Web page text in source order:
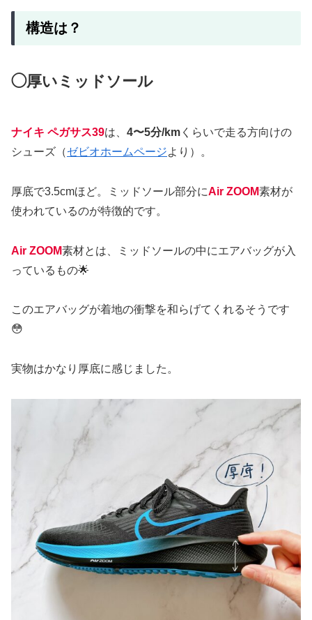
構造は？
◯厚いミッドソール
ナイキ ペガサス39は、 4〜5分/km くらいで走る方向けの
シューズ（ゼビオホームページより）。
厚底で3.5cmほど。ミッドソール部分にAir ZOOM素材が
使われているのが特徴的です。
Air ZOOM素材とは、ミッドソールの中にエアバッグが入
っているもの🌟
このエアバッグが着地の衝撃を和らげてくれるそうです
😳
実物はかなり厚底に感じました。